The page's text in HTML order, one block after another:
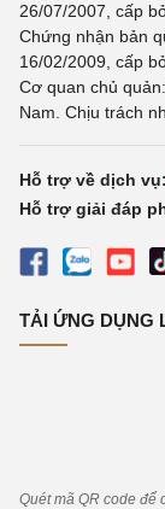
26/07/2007, cấp
Chứng nhận bản
16/02/2009, cấp
Cơ quan chủ
Nam. Chịu trách
Hỗ trợ về dịch vụ:
Hỗ trợ giải đáp
TẢI ỨNG DỤNG
Quét mã QR code để